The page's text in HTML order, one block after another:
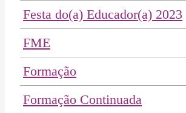
Festa do(a) Educador(a) 2023
FME
Formação
Formação Continuada